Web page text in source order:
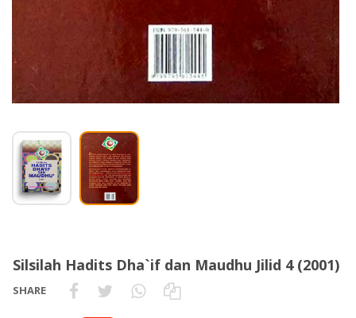
Silsilah Hadits Dha`if dan Maudhu Jilid 4 (2001)
SHARE